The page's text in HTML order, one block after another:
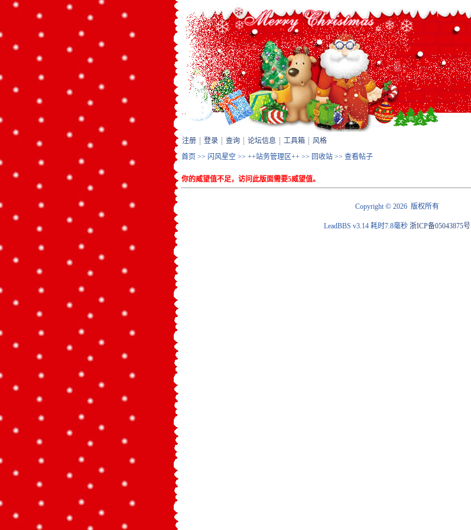
注册 登录 查询 论坛信息 工具箱
风格
首页 >> 闪风星空 >> ++站务管理区++ >> 回收站 >> 查看帖子
你的威望值不足，访问此版面需要5威望值。
Copyright© 2026 版权所有
LeadBBS v3.14 耗时7.8毫秒 浙ICP备05043875号